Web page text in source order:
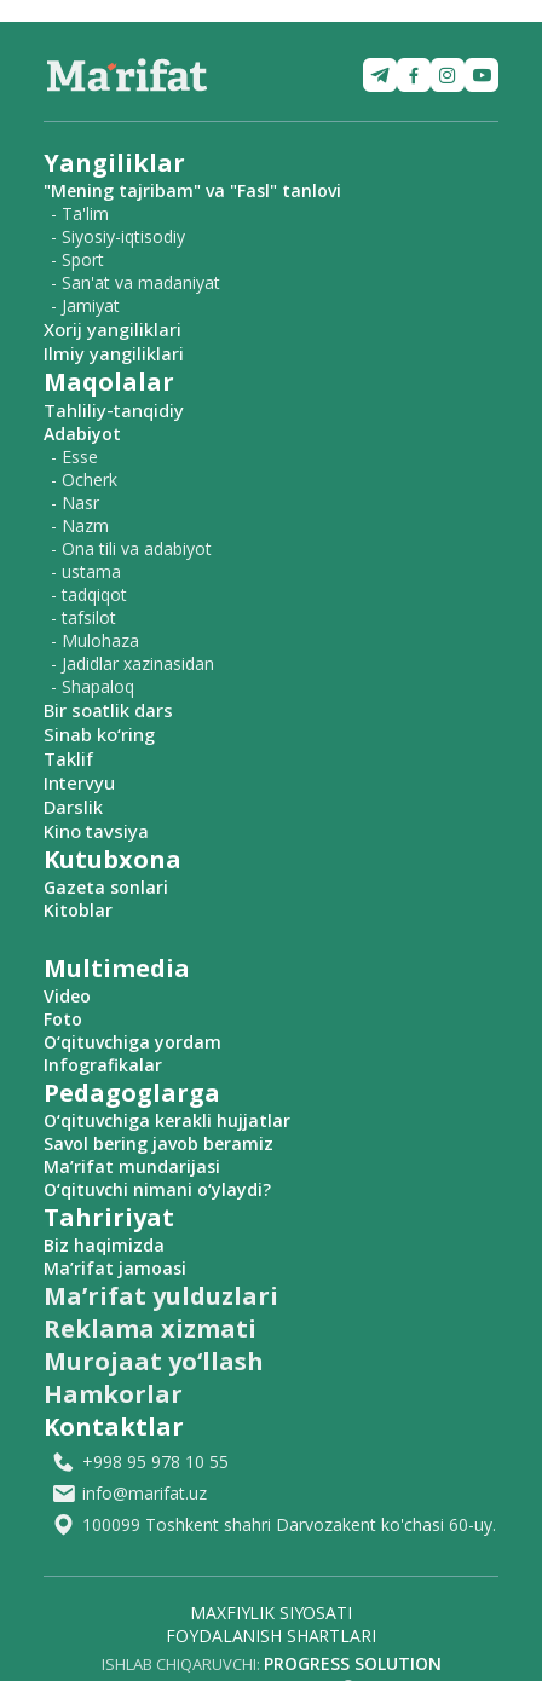
Yangiliklar
"Mening tajribam" va "Fasl" tanlovi
- Ta'lim
- Siyosiy-iqtisodiy
- Sport
- San'at va madaniyat
- Jamiyat
Xorij yangiliklari
Ilmiy yangiliklari
Maqolalar
Tahliliy-tanqidiy
Adabiyot
- Esse
- Ocherk
- Nasr
- Nazm
- Ona tili va adabiyot
- ustama
- tadqiqot
- tafsilot
- Mulohaza
- Jadidlar xazinasidan
- Shapaloq
Bir soatlik dars
Sinab ko‘ring
Taklif
Intervyu
Darslik
Kino tavsiya
Kutubxona
Gazeta sonlari
Kitoblar
Multimedia
Video
Foto
O‘qituvchiga yordam
Infografikalar
Pedagoglarga
O‘qituvchiga kerakli hujjatlar
Savol bering javob beramiz
Ma’rifat mundarijasi
O‘qituvchi nimani o‘ylaydi?
Tahririyat
Biz haqimizda
Ma’rifat jamoasi
Ma’rifat yulduzlari
Reklama xizmati
Murojaat yo‘llash
Hamkorlar
Kontaktlar
+998 95 978 10 55
info@marifat.uz
100099 Toshkent shahri Darvozakent ko'chasi 60-uy.
ISHLAB CHIQARUVCHI: PROGRESS SOLUTION
MAXFIYLIK SIYOSATI
FOYDALANISH SHARTLARI